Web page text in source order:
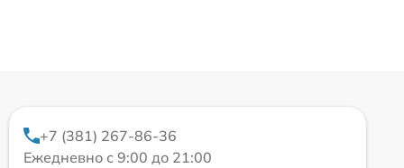
+7 (381) 267-86-36
Ежедневно с 9:00 до 21:00